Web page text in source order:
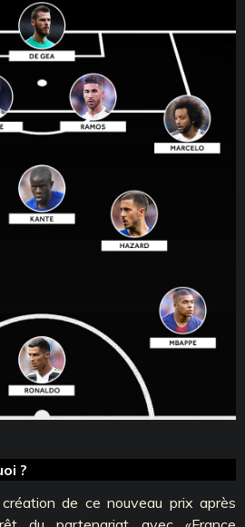
?
de ce nouveau prix après